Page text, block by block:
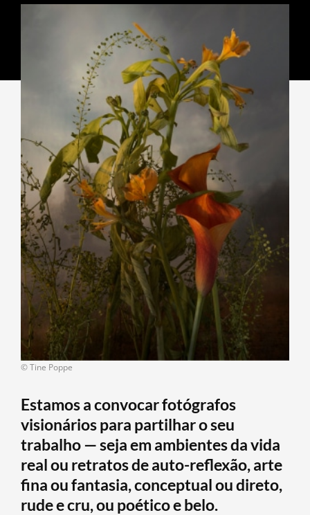
© Tine Poppe
Estamos a convocar fotógrafos
visionários para partilhar o seu
trabalho — seja em ambientes da vida
real ou retratos de auto-reflexão, arte
fina ou fantasia, conceptual ou direto,
rude e cru, ou poético e belo.